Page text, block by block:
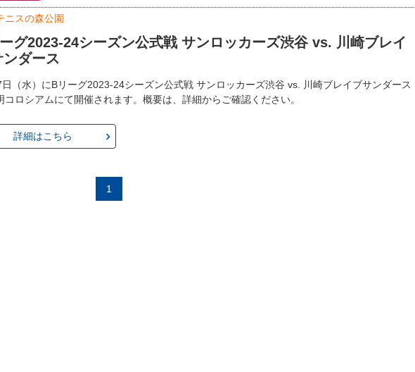
ニスの森公園
グ2023-24シーズン公式戦 サンロッカーズ渋谷 vs. 川崎ブレイ
ンダース
日（水）にBリーグ2023-24シーズン公式戦 サンロッカーズ渋谷 vs. 川崎ブレイブサンダース
コロシアムにて開催されます。概要は、詳細からご確認ください。
詳細はこちら
1